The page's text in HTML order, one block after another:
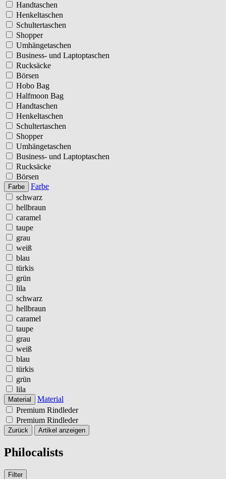
Handtaschen
Henkeltaschen
Schultertaschen
Shopper
Umhängetaschen
Business- und Laptoptaschen
Rucksäcke
Börsen
Hobo Bag
Halfmoon Bag
Handtaschen
Henkeltaschen
Schultertaschen
Shopper
Umhängetaschen
Business- und Laptoptaschen
Rucksäcke
Börsen
Farbe
Farbe
schwarz
hellbraun
caramel
taupe
grau
weiß
blau
türkis
grün
lila
schwarz
hellbraun
caramel
taupe
grau
weiß
blau
türkis
grün
lila
Material
Material
Premium Rindleder
Premium Rindleder
Zurück Artikel anzeigen
Philocalists
Filter